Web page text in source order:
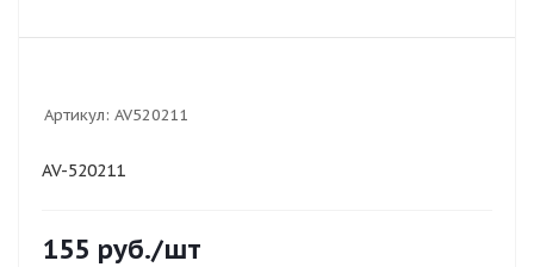
Артикул: AV520211
AV-520211
155 руб./шт